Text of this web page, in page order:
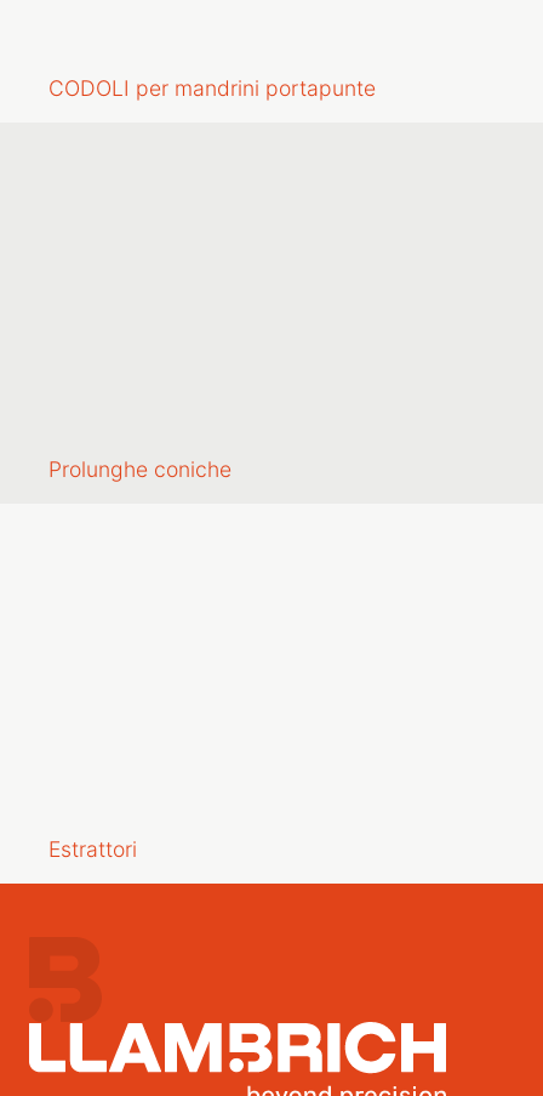
CODOLI per mandrini portapunte
Prolunghe coniche
Estrattori